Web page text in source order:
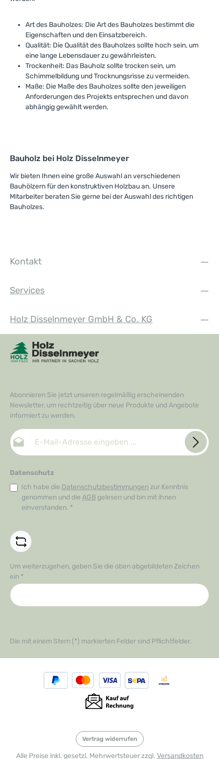
Art des Bauholzes: Die Art des Bauholzes bestimmt die
Eigenschaften und den Einsatzbereich.
Qualität: Die Qualität des Bauholzes sollte hoch sein, um
eine lange Lebensdauer zu gewährleisten.
Trockenheit: Das Bauholz sollte trocken sein, um
Schimmelbildung und Trocknungsrisse zu vermeiden.
Maße: Die Maße des Bauholzes sollte den jeweiligen
Anforderungen des Projekts entsprechen und davon
abhängig gewählt werden.
Bauholz bei Holz Disselnmeyer
Wir bieten Ihnen eine große Auswahl an verschiedenen
Bauhölzern für den konstruktiven Holzbau an. Unsere
Mitarbeiter beraten Sie gerne bei der Auswahl des richtigen
Bauholzes.
Kontakt
Services
Holz Disselnmeyer GmbH & Co. KG
Abonnieren Sie jetzt unseren regelmäßig erscheinenden
Newsletter, um rechtzeitig über neue Produkte und Angebote
informiert zu werden.
E-Mail-Adresse*
Datenschutz
Ich habe die Datenschutzbestimmungen zur Kenntnis
genommen und die AGB gelesen und bin mit ihnen
einverstanden. *
Um weiterzugehen, geben Sie die oben abgebildeten Zeichen
ein *
Die mit einem Stern (*) markierten Felder sind Pflichtfelder.
Vertrag widerrufen
Alle Preise inkl. gesetzl. Mehrwertsteuer zzgl. Versandkosten